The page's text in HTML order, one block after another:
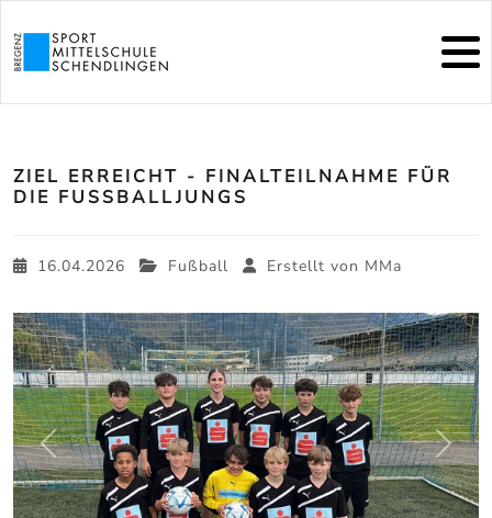
ZIEL ERREICHT - FINALTEILNAHME FÜR
DIE FUSSBALLJUNGS
16.04.2026 Fußball Erstellt von MMa
zurück